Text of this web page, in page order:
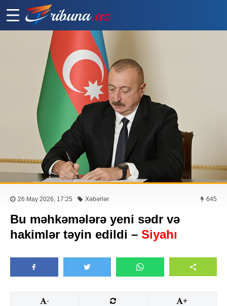
26 May 2026, 17:25 Xəbərlər 645
Bu məhkəmələrə yeni sədr və
hakimlər təyin edildi – Siyahı
- +